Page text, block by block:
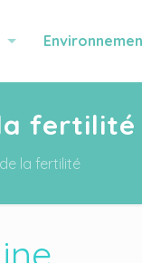
fertilité
la fertilité